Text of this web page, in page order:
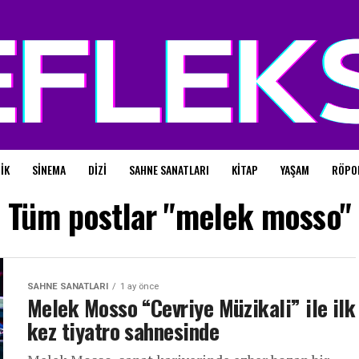
SINEMA DIZI SAHNE SANATLARI KITAP YAŞAM
Tüm postlar "melek mosso"
SAHNE SANATLARI 1 ay önce
Melek Mosso “Cevriye Müzikali” ile ilk
kez tiyatro sahnesinde